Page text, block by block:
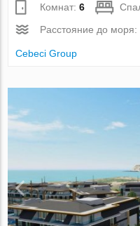
Комнат:6
Расстояние до моря:
Cebeci Group